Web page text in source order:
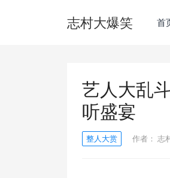
志村大爆笑 首
艺人大乱
听盛宴
整人大赏 作者： 志